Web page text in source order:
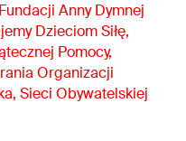
Anny Dymnej
Dzieciom Siłę,
Pomocy,
Organizacji
Sieci Obywatelskiej